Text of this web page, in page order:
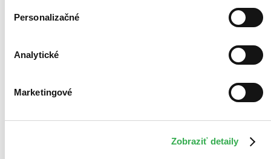
Personalizačné
Analytické
Marketingové
Zobraziť detaily